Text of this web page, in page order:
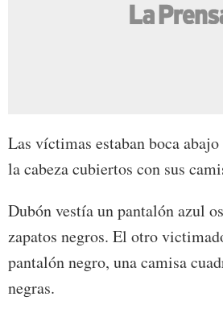
Las víctimas estaban boca
la cabeza cubiertos con sus
Dubón vestía un pantalón azul
zapatos negros. El otro
pantalón negro, una camisa
negras.